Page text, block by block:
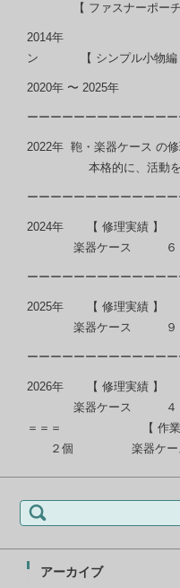
【 ファスナ
2014年 レザーク
ン 【 シンプ
2020年 〜 2025年 【
ーーーーーーーーーーーーー
2022年 鞄・楽器ケー
本格的に、活動を
ーーーーーーーーーーーーー
2024年 【 修理実
楽器ケース ６
ーーーーーーーーーーーーー
2025年 【 修理実
楽器ケース ９
ーーーーーーーーーーーーー
2026年 【 修理実
楽器ケース ４８個
＝＝＝ 【 作
２個 楽器ケ
索:
アーカイブ